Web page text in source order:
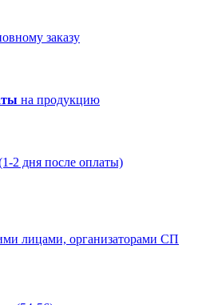
заказу
на продукцию
2 дня после оплаты)
лицами, организаторами СП